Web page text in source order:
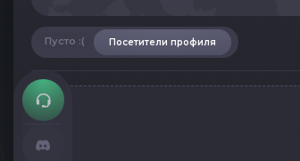
Посетители профиля
Пусто :(